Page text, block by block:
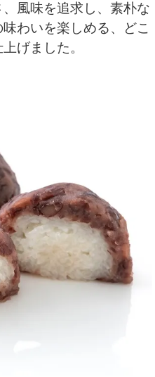
風味を追求し、素朴な
わいを楽しめる、どこ
げました。